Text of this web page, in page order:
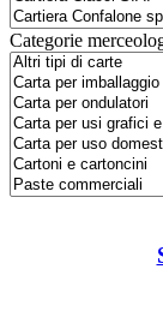
Categorie